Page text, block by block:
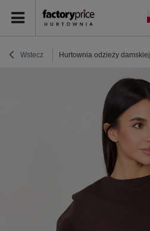
Wstecz Hurtownia odzieży damskiej